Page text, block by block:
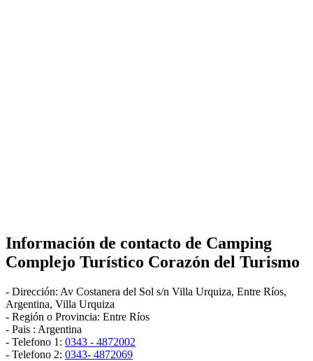
Información de contacto de Camping
Complejo Turístico Corazón del Turismo
- Dirección: Av Costanera del Sol s/n Villa Urquiza, Entre Ríos,
Argentina, Villa Urquiza
- Región o Provincia: Entre Ríos
- Pais : Argentina
- Telefono 1: 0343 - 4872002
- Telefono 2: 0343- 4872069